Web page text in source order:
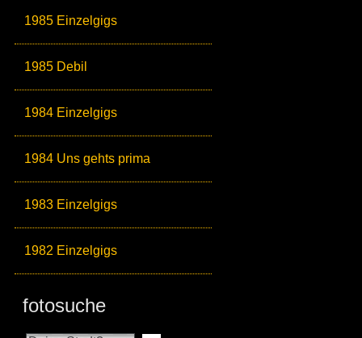
1985 Einzelgigs
1985 Debil
1984 Einzelgigs
1984 Uns gehts prima
1983 Einzelgigs
1982 Einzelgigs
fotosuche